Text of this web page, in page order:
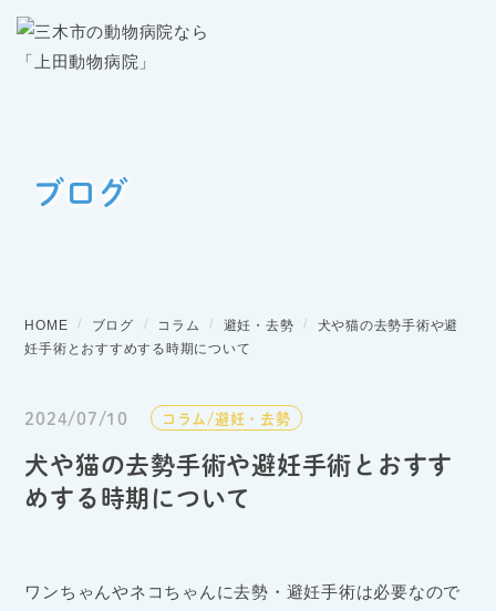
ブログ
HOME ブログ コラム 避妊・去勢
犬や猫の去勢手術や避
妊手術とおすすめする時期について
2024/07/10 コラム 避妊・去勢
犬や猫の去勢手術や避妊手術とおすす
めする時期について
ワンちゃんやネコちゃんに去勢・避妊手術は必要なので